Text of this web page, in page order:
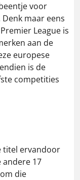
voor
maar eens
League is
aan de
europese
is de
competities
titel ervandoor
andere 17
die